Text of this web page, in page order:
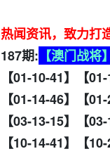
热闻资讯，致力打
187期: 【澳门战将】
【01-10-41】【
【01-14-46】【
【03-13-15】【
【10-14-41】【